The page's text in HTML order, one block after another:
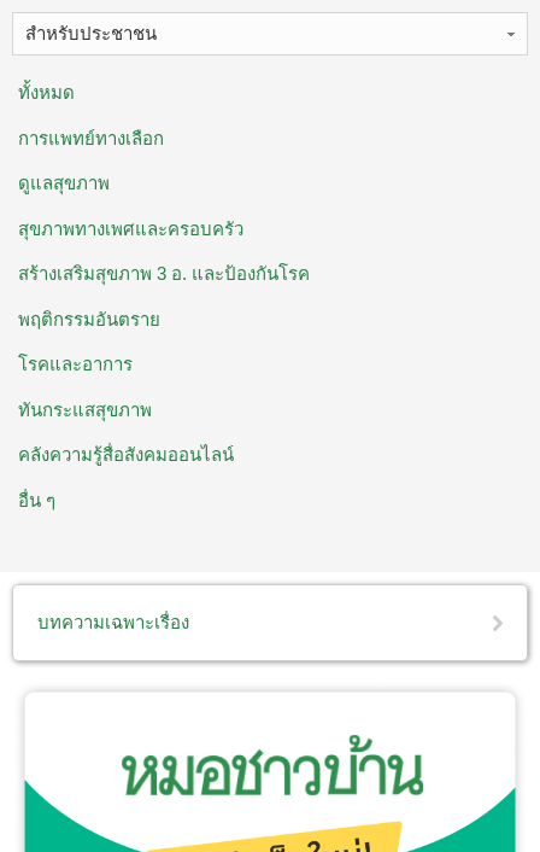
สำหรับประชาชน
ทั้งหมด
การแพทย์ทางเลือก
ดูแลสุขภาพ
สุขภาพทางเพศและครอบครัว
สร้างเสริมสุขภาพ 3 อ. ​และป้องกันโรค
พฤติกรรมอันตราย
โรคและอาการ
ทันกระแสสุขภาพ
คลังความรู้สื่อสังคมออนไลน์
อื่น ๆ
บทความเฉพาะเรื่อง